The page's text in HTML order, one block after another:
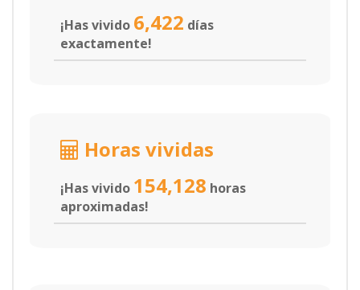
¡Has vivido 6,422 días
exactamente!
Horas vividas
¡Has vivido 154,128 horas
aproximadas!